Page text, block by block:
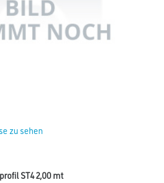
zu sehen
ST4 2,00 mt